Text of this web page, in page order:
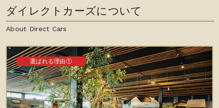
ダイレクトカーズについて
About Direct Cars
選ばれる理由①